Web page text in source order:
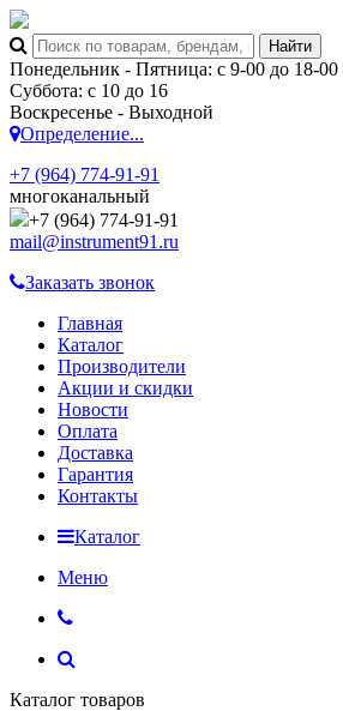
Понедельник - Пятница: с 9-00 до 18-00
Суббота: с 10 до 16
Воскресенье - Выходной
Определение...
+7 (964) 774-91-91
многоканальный
+7 (964) 774-91-91
mail@instrument91.ru
Заказать звонок
Главная
Каталог
Производители
Акции и скидки
Новости
Оплата
Доставка
Гарантия
Контакты
Каталог
Меню
Каталог товаров